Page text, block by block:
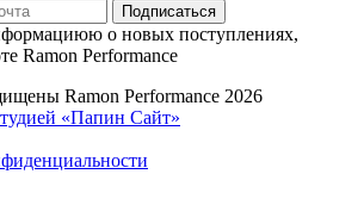
Подписаться
о новых поступлениях,
Ramon Performance
Ramon Performance 2026
«Папин Сайт»